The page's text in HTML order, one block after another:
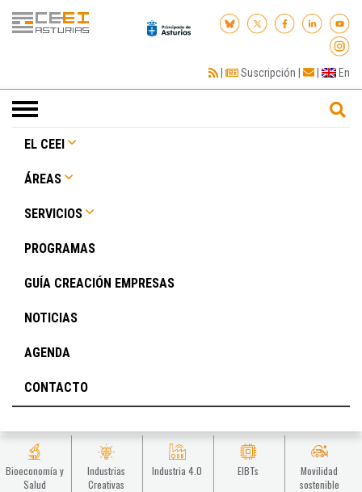
| Suscripción | | En
Toggle
navigation
EL CEEI
ÁREAS
SERVICIOS
PROGRAMAS
GUÍA CREACIÓN EMPRESAS
NOTICIAS
AGENDA
CONTACTO
Bioeconomía y
Salud
Industrias
Creativas
Industria 4.0 EIBTs
Movilidad
sostenible